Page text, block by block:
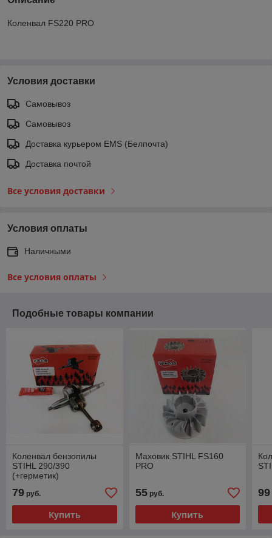
Коленвал FS220 PRO
Условия доставки
Самовывоз
Самовывоз
Доставка курьером EMS (Белпочта)
Доставка почтой
Все условия доставки
Условия оплаты
Наличными
Все условия оплаты
Подобные товары компании
Коленвал бензопилы
STIHL 290/390
(+герметик)
79 руб.
Купить
Маховик STIHL FS160
PRO
55руб.
Купить
99